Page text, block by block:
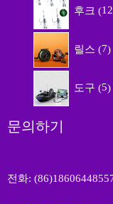
후크 12
릴스 7개
품
도구 5개
문의하기
전화: